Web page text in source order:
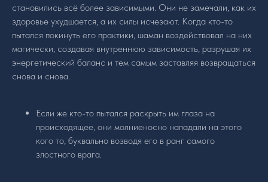
становились всё более зависимыми. Они не замечали, как их
здоровье ухудшается, а их силы исчезают. Когда кто-то
пытался покинуть его практики, шаман воздействовал на них
магически, создавая внутреннюю зависимость, разрушая их
энергетический баланс и тем самым заставляя возвращаться
снова и снова.
Если же кто-то пытался раскрыть им глаза на
происходящее, они молниеносно нападали на этого
кого то, буквально возводя его в ранг самого
злостного врага.